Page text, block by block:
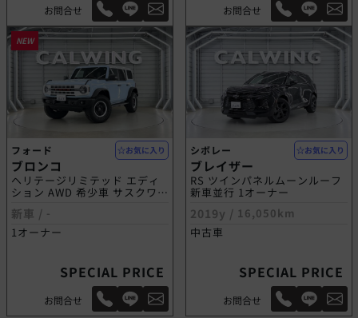
お問合せ お問合せ
NEW
お気に入り
フォード
ブロンコ
ヘリテージリミテッド エディ
ション AWD 希少車 サスクワッ
新車 / -
1オーナー
SPECIAL PRICE
お問合せ
お気に入り
シボレー
ブレイザー
RS ツインパネルムーンルーフ
新車並行 1オーナー
2019y / 16,050km
中古車
SPECIAL PRICE
お問合せ